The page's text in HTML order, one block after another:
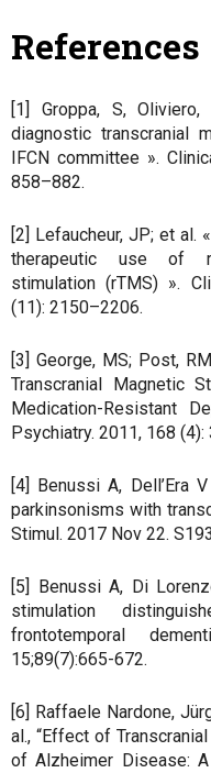
References
[1] Groppa, S,
diagnostic transcranial
IFCN committee ».
858–882.
[2] Lefaucheur, JP; et al.
therapeutic use of
stimulation (rTMS) ».
(11): 2150–2206.
[3] George, MS; Post,
Transcranial Magnetic
Medication-Resistant
Psychiatry. 2011, 168
[4] Benussi A, Dell’Era
parkinsonisms with
Stimul. 2017 Nov 22.
[5] Benussi A, Di
stimulation
frontotemporal
15;89(7):665-672.
[6] Raffaele Nardone,
al., “Effect of
of Alzheimer Disease: